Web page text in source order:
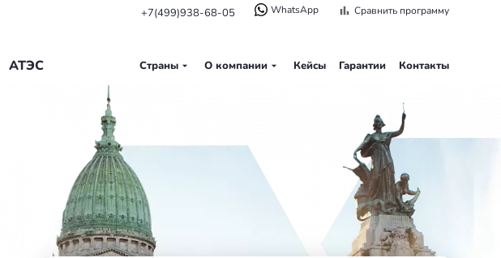
+7(499)938-68-05 WhatsApp Сравнить программу
АТЭС Страны О компании Кейсы Гарантии Контакты